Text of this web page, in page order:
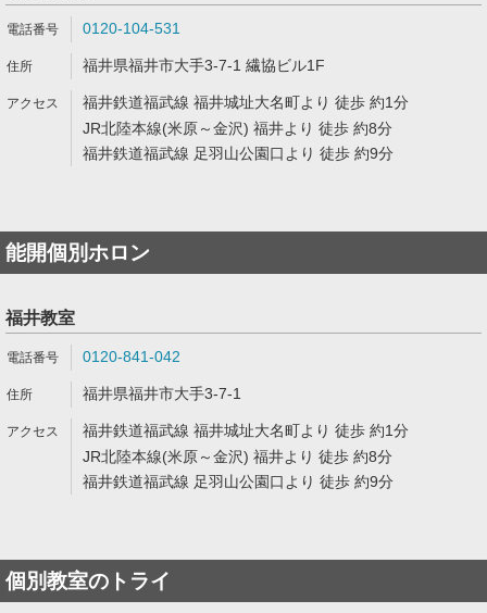
0120-104-531
福井県福井市大手3-7-1 繊協ビル1F
福井鉄道福武線 福井城址大名町より 徒歩 約1分
JR北陸本線(米原～金沢) 福井より 徒歩 約8分
福井鉄道福武線 足羽山公園口より 徒歩 約9分
能開個別ホロン
福井教室
0120-841-042
福井県福井市大手3-7-1
福井鉄道福武線 福井城址大名町より 徒歩 約1分
JR北陸本線(米原～金沢) 福井より 徒歩 約8分
福井鉄道福武線 足羽山公園口より 徒歩 約9分
個別教室のトライ